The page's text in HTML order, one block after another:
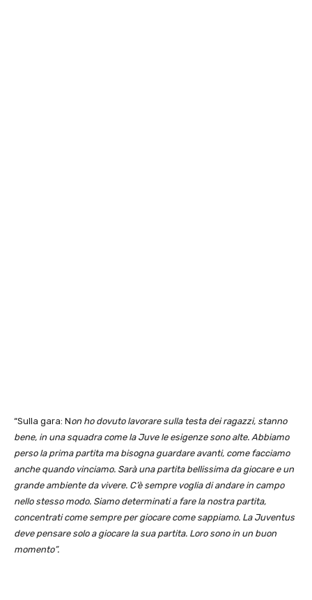
“Sulla gara: Non ho dovuto lavorare sulla testa dei ragazzi, stanno
bene, in una squadra come la Juve le esigenze sono alte. Abbiamo
perso la prima partita ma bisogna guardare avanti, come facciamo
anche quando vinciamo. Sarà una partita bellissima da giocare e un
grande ambiente da vivere. C’è sempre voglia di andare in campo
nello stesso modo. Siamo determinati a fare la nostra partita,
concentrati come sempre per giocare come sappiamo. La Juventus
deve pensare solo a giocare la sua partita. Loro sono in un buon
momento”.